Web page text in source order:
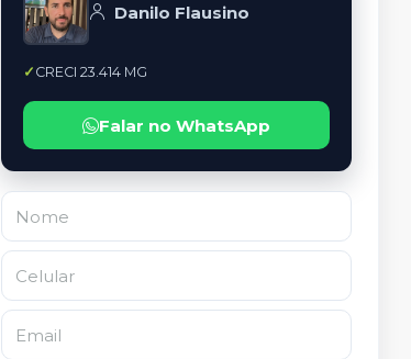
Danilo Flausino
CRECI 23.414 MG
Falar no WhatsApp